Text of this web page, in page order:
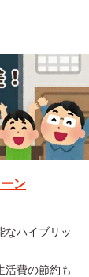
ン
なハイブリッ
活費の節約も